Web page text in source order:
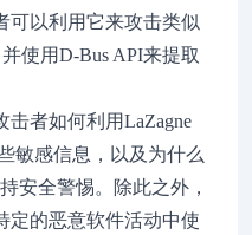
可以利用它来攻击类似
使用D-Bus API来提取
者如何利用LaZagne
敏感信息，以及为什么
安全警惕。除此之外，
定的恶意软件活动中使